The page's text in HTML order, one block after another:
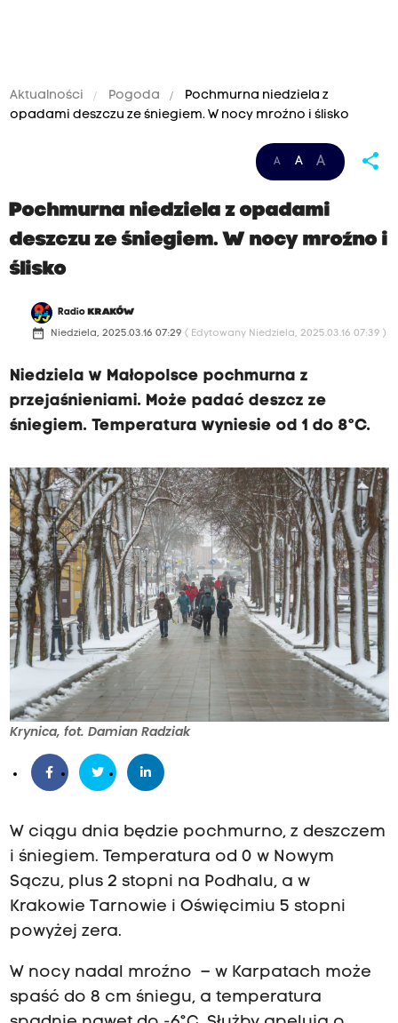
Aktualności Pogoda
Pochmurna niedziela z
opadami deszczu ze śniegiem. W nocy mroźno i ślisko
A A A share
Pochmurna niedziela z opadami
deszczu ze śniegiem. W nocy mroźno i
ślisko
Radio KRAKÓW
date_range Niedziela, 2025.03.16 07:29 ( Edytowany Niedziela, 2025.03.16 07:39 )
Niedziela w Małopolsce pochmurna z
przejaśnieniami. Może padać deszcz ze
śniegiem. Temperatura wyniesie od 1 do 8°C.
Krynica, fot. Damian Radziak
W ciągu dnia będzie pochmurno, z deszczem
i śniegiem. Temperatura od 0 w Nowym
Sączu, plus 2 stopni na Podhalu, a w
Krakowie Tarnowie i Oświęcimiu 5 stopni
powyżej zera.
W nocy nadal mroźno – w Karpatach może
spaść do 8 cm śniegu, a temperatura